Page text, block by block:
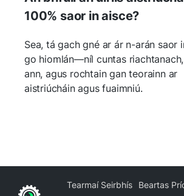
100% saor in aisce?
Sea, tá gach gné ar ár n-arán saor
go hiomlán—níl cuntas
ann, agus rochtain gan teorainn ar
aistriúcháin agus fuaimniú.
Tearmaí Seirbhís Beartas